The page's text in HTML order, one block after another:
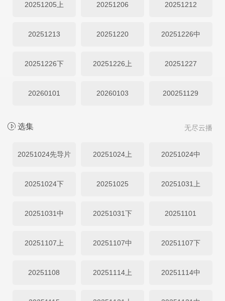
20251205上 20251206 20251212
20251213 20251220 20251226中
20251226下 20251226上 20251227
20260101 20260103 200251129
无尽云播
选集
20251024先导片 20251024上 20251024中
20251024下 20251025 20251031上
20251031中 20251031下 20251101
20251107上 20251107中 20251107下
20251108 20251114上 20251114中